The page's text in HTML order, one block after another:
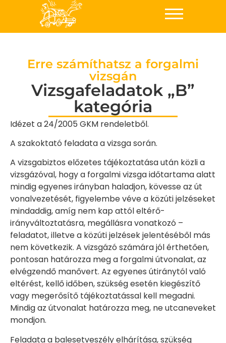
Erre számíthatsz a forgalmi
vizsgán
Vizsgafeladatok „B”
kategória
Idézet a 24/2005 GKM rendeletből.
A szakoktató feladata a vizsga során.
A vizsgabiztos előzetes tájékoztatása után közli a
vizsgázóval, hogy a forgalmi vizsga időtartama alatt
mindig egyenes irányban haladjon, kövesse az út
vonalvezetését, figyelembe véve a közúti jelzéseket
mindaddig, amíg nem kap attól eltérő-
irányváltoztatásra, megállásra vonatkozó –
feladatot, illetve a közúti jelzések jelentéséből más
nem következik. A vizsgázó számára jól érthetően,
pontosan határozza meg a forgalmi útvonalat, az
elvégzendő manővert. Az egyenes útiránytól való
eltérést, kellő időben, szükség esetén kiegészítő
vagy megerősítő tájékoztatással kell megadni.
Mindig az útvonalat határozza meg, ne utcaneveket
mondjon.
Feladata a balesetveszély elhárítása, szükség